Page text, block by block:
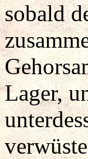
sobald
Lager,